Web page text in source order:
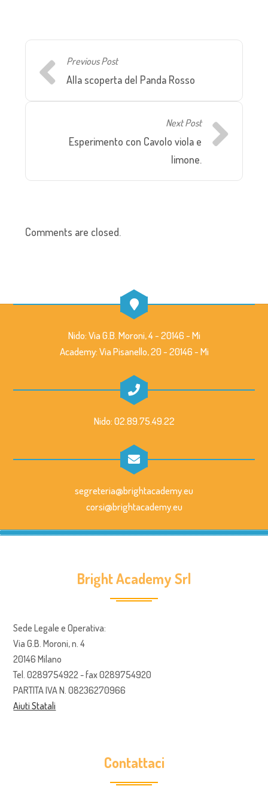
Previous Post
Alla scoperta del Panda Rosso
Next Post
Esperimento con Cavolo viola e
limone.
Comments are closed.
Nido: Via G.B. Moroni, 4 - 20146 - Mi
Academy: Via Pisanello, 20 - 20146 - Mi
Nido: 02.89.75.49.22
segreteria@brightacademy.eu
corsi@brightacademy.eu
Bright Academy Srl
Sede Legale e Operativa:
Via G.B. Moroni, n. 4
20146 Milano
Tel. 0289754922 - fax 0289754920
PARTITA IVA N. 08236270966
Aiuti Statali
Contattaci